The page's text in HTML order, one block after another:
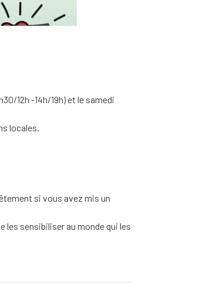
12h -14h/19h) et le samedi
locales.
si vous avez mis un
les sensibiliser au monde qui les